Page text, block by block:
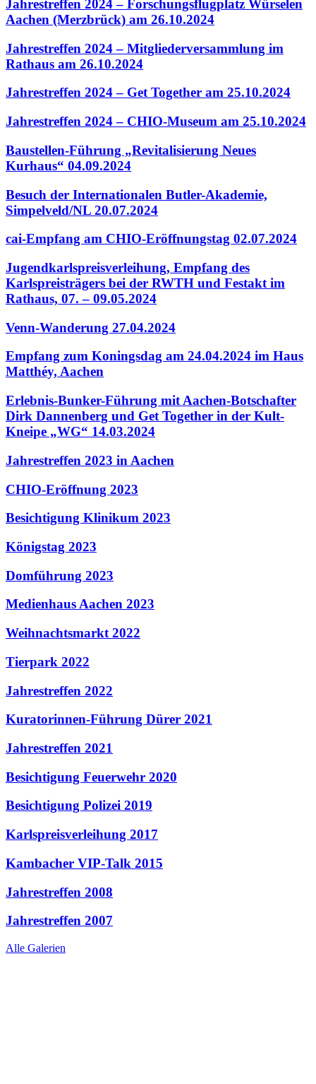
Jahrestreffen 2024 – Forschungsflugplatz Würselen
Aachen (Merzbrück) am 26.10.2024
Jahrestreffen 2024 – Mitgliederversammlung im
Rathaus am 26.10.2024
Jahrestreffen 2024 – Get Together am 25.10.2024
Jahrestreffen 2024 – CHIO-Museum am 25.10.2024
Baustellen-Führung „Revitalisierung Neues
Kurhaus“ 04.09.2024
Besuch der Internationalen Butler-Akademie,
Simpelveld/NL 20.07.2024
cai-Empfang am CHIO-Eröffnungstag 02.07.2024
Jugendkarlspreisverleihung, Empfang des
Karlspreisträgers bei der RWTH und Festakt im
Rathaus, 07. – 09.05.2024
Venn-Wanderung 27.04.2024
Empfang zum Koningsdag am 24.04.2024 im Haus
Matthéy, Aachen
Erlebnis-Bunker-Führung mit Aachen-Botschafter
Dirk Dannenberg und Get Together in der Kult-
Kneipe „WG“ 14.03.2024
Jahrestreffen 2023 in Aachen
CHIO-Eröffnung 2023
Besichtigung Klinikum 2023
Königstag 2023
Domführung 2023
Medienhaus Aachen 2023
Weihnachtsmarkt 2022
Tierpark 2022
Jahrestreffen 2022
Kuratorinnen-Führung Dürer 2021
Jahrestreffen 2021
Besichtigung Feuerwehr 2020
Besichtigung Polizei 2019
Karlspreisverleihung 2017
Kambacher VIP-Talk 2015
Jahrestreffen 2008
Jahrestreffen 2007
Alle Galerien